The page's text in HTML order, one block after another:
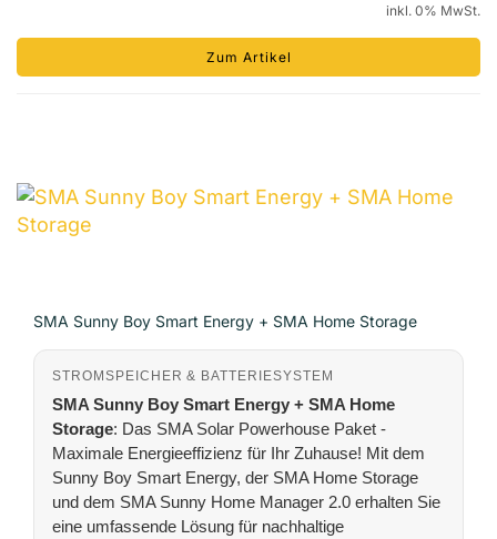
inkl. 0% MwSt.
Zum Artikel
SMA Sunny Boy Smart Energy + SMA Home Storage
STROMSPEICHER & BATTERIESYSTEM
SMA Sunny Boy Smart Energy + SMA Home
Storage: Das SMA Solar Powerhouse Paket -
Maximale Energieeffizienz für Ihr Zuhause! Mit dem
Sunny Boy Smart Energy, der SMA Home Storage
und dem SMA Sunny Home Manager 2.0 erhalten Sie
eine umfassende Lösung für nachhaltige